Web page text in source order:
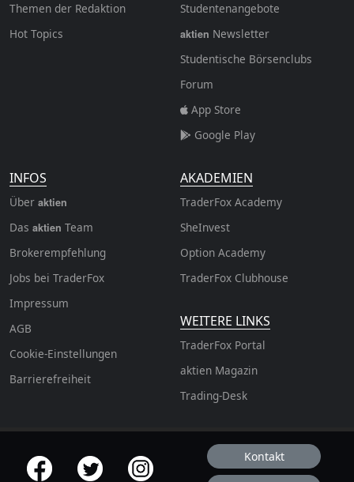
Themen der Redaktion
Hot Topics
Studentenangebote
aktien Newsletter
Studentische Börsenclubs
Forum
App Store
Google Play
INFOS
Über aktien
Das aktien Team
Brokerempfehlung
Jobs bei TraderFox
Impressum
AGB
Cookie-Einstellungen
Barrierefreiheit
AKADEMIEN
TraderFox Academy
SheInvest
Option Academy
TraderFox Clubhouse
WEITERE LINKS
TraderFox Portal
aktien Magazin
Trading-Desk
offizielle Social Media-Accounts Kontakt